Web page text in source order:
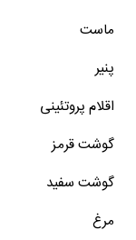
ماست
پنیر
اقلام پروتئینی
گوشت قرمز
گوشت سفید
مرغ